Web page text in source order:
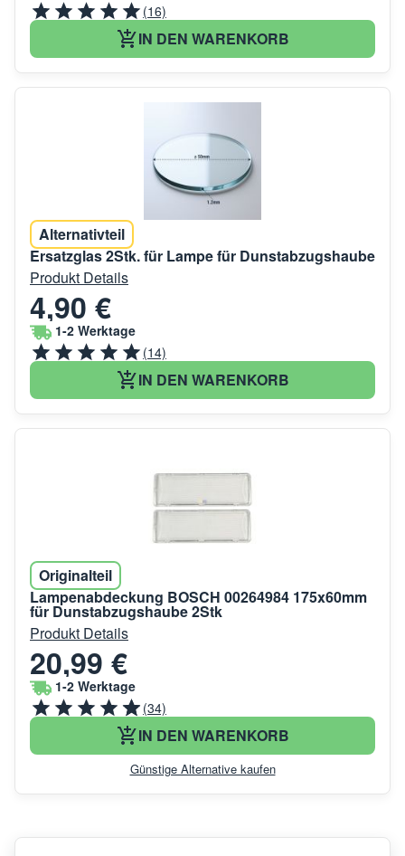
(16)
IN DEN WARENKORB
Alternativteil
Ersatzglas 2Stk. für Lampe für Dunstabzugshaube
Produkt Details
4,90 €
1-2 Werktage
(14)
IN DEN WARENKORB
Originalteil
Lampenabdeckung BOSCH 00264984 175x60mm
für Dunstabzugshaube 2Stk
Produkt Details
20,99 €
1-2 Werktage
(34)
IN DEN WARENKORB
Günstige Alternative kaufen